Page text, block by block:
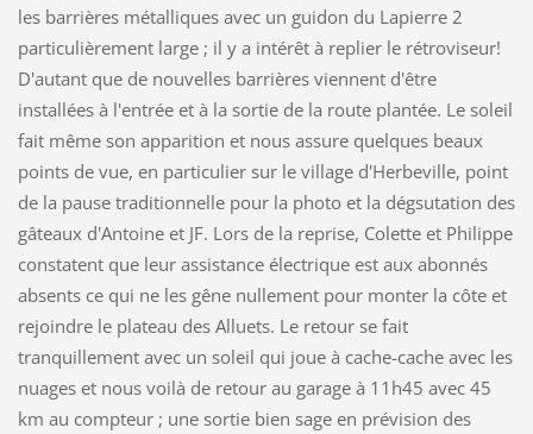
les barrières métalliques avec un guidon du Lapierre 2
particulièrement large ; il y a intérêt à replier le rétroviseur!
D'autant que de nouvelles barrières viennent d'être
installées à l'entrée et à la sortie de la route plantée. Le soleil
fait même son apparition et nous assure quelques beaux
points de vue, en particulier sur le village d'Herbeville, point
de la pause traditionnelle pour la photo et la dégsutation des
gâteaux d'Antoine et JF. Lors de la reprise, Colette et Philippe
constatent que leur assistance électrique est aux abonnés
absents ce qui ne les gêne nullement pour monter la côte et
rejoindre le plateau des Alluets. Le retour se fait
tranquillement avec un soleil qui joue à cache-cache avec les
nuages et nous voilà de retour au garage à 11h45 avec 45
km au compteur ; une sortie bien sage en prévision des